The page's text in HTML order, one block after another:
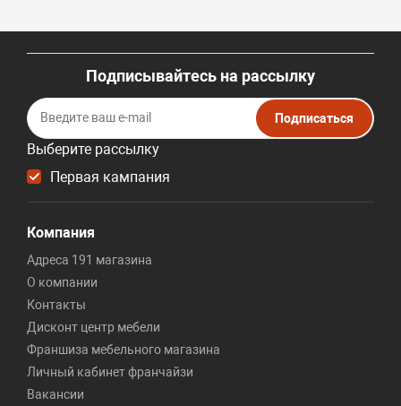
Подписывайтесь на рассылку
Выберите рассылку
Первая кампания
Подписаться
Компания
Адреса 191 магазина
О компании
Контакты
Дисконт центр мебели
Франшиза мебельного магазина
Личный кабинет франчайзи
Вакансии